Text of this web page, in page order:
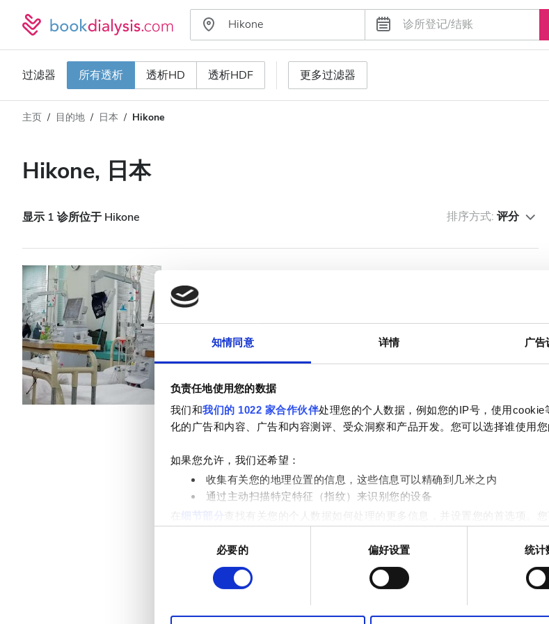
知情同意 详情 广告
负责任地使用您的数据
我们和我们的 1022 家合作伙伴处理您的个人数据，例如您的IP号，使用
化的广告和内容、广告和内容测评、受众洞察和产品开发。您可以选择谁使用您
如果您允许，我们还希望：
收集有关您的地理位置的信息，这些信息可以精确到几米之内
通过主动扫描特定特征（指纹）来识别您的设备
在
细节部分
查找有关您的个人数据如何处理的更多信息，并设置您的首选项。
我们使用 Cookie 来制作贴合用户需求的内容与广告、提供社交媒体功能以及
分析合作伙伴分享您对我们网站的使用情况，这些合作伙伴可能会将此类信息
必要的 偏好设置 统计
过滤器 所有透析 透析HD 透析HDF 更多过滤器
透析类型
所有透析
透析HDF
接收
HIV患者
乙型肝炎患者
丙型肝炎患者
EHIC
距离
评分
价格
主页 目的地 日本 Hikone
Hikone, 日本
显示 1 诊所位于 Hikone 排序方式:评分
Hikone, 日本
每次治疗
透析HD €450
透析HDF €450